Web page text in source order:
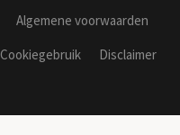
Algemene voorwaarden
Cookiegebruik
Disclaimer